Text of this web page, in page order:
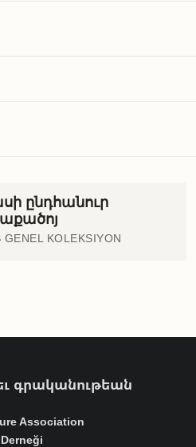
ընդհանուր
GENEL KOLEKSIYON
գրականութեան
Association